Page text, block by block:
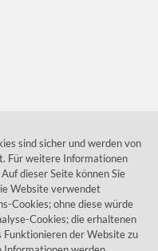
sind sicher und werden von
Für weitere Informationen
Auf dieser Seite können Sie
Website verwendet
Cookies; ohne diese würde
Cookies; die erhaltenen
der Website zu